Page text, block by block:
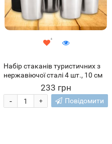
Набір стаканів туристичних з
нержавіючої сталі 4 шт., 10 см
233 грн
+
- Повідомити